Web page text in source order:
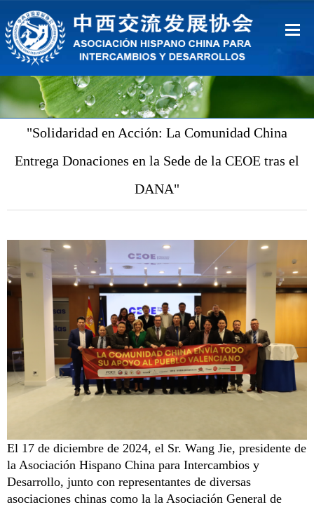
Inicio
Sobre Nosotros
Español
"Solidaridad en Acción: La Comunidad China
Entrega Donaciones en la Sede de la CEOE tras el
DANA"
El 17 de diciembre de 2024, el Sr. Wang Jie, presidente de
la Asociación Hispano China para Intercambios y
Desarrollo, junto con representantes de diversas
asociaciones chinas como la la Asociación General de